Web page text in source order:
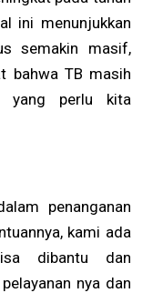
ini menunjukkan
semakin masif,
bahwa TB masih
yang perlu kita
penanganan
kami ada
dibantu dan
nya dan